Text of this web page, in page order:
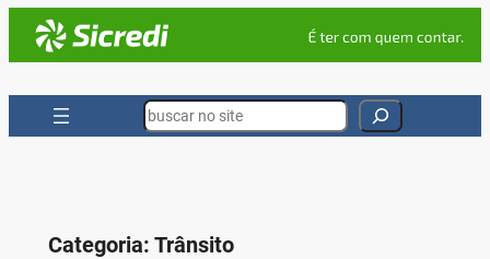
Search
Categoria: Trânsito